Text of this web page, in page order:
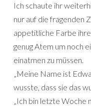
Ich schaute ihr
nur auf die fragenden
appetitliche Farbe
genug Atem um noch
einatmen zu müssen.
„Meine Name ist
wusste, dass sie das
„Ich bin letzte Woche